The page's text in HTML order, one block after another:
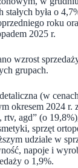
stałych była o
roku
2025 r.
wzrost
grupach.
(w
okresem 2024 r.
agd” (o
sprzęt
udziale w
napoje i
o 1,9%.